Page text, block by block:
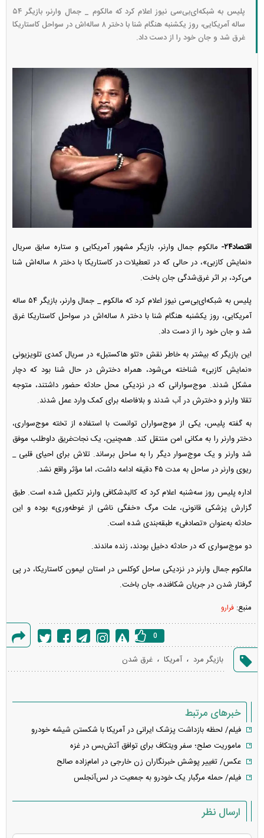
پلیس به شبکه‌ای‌بی‌سی نیوز اعلام کرد که مالکوم _ جمال وارنر، بازیگر ۵۴
ساله آمریکایی، روز یکشنبه هنگام شنا با دختر ۸ ساله‌اش در سواحل کاستاریکا
غرق شد و جان خود را از دست داد.
اقتصاد۲۴-
مالکوم جمال وارنر، بازیگر مشهور آمریکایی و ستاره سابق سریال
«نمایش کازبی»، در حالی که در تعطیلات در کاستاریکا با دختر ۸ ساله‌اش شنا
می‌کرد، بر اثر غرق‌شدگی جان باخت.
پلیس به شبکه‌ای‌بی‌سی نیوز اعلام کرد که مالکوم _ جمال وارنر، بازیگر ۵۴ ساله
آمریکایی، روز یکشنبه هنگام شنا با دختر ۸ ساله‌اش در سواحل کاستاریکا غرق
شد و جان خود را از دست داد.
این بازیگر که بیشتر به خاطر نقش «تئو هاکستبل» در سریال کمدی تلویزیونی
«نمایش کازبی» شناخته می‌شود، همراه دخترش در حال شنا بود که دچار
مشکل شدند. موج‌سوارانی که در نزدیکی محل حادثه حضور داشتند، متوجه
تقلا وارنر و دخترش در آب شدند و بلافاصله برای کمک وارد عمل شدند.
به گفته پلیس، یکی از موج‌سواران توانست با استفاده از تخته موج‌سواری،
دختر وارنر را به مکانی امن منتقل کند. همچنین، یک نجات‌غریق داوطلب موفق
شد وارنر و یک موج‌سوار دیگر را به ساحل برساند. تلاش برای احیای قلبی _
ریوی وارنر در ساحل به مدت ۴۵ دقیقه ادامه داشت، اما مؤثر واقع نشد.
اداره پلیس روز سه‌شنبه اعلام کرد که کالبدشکافی وارنر تکمیل شده است. طبق
گزارش پزشکی قانونی، علت مرگ «خفگی ناشی از غوطه‌وری» بوده و این
حادثه به‌عنوان «تصادفی» طبقه‌بندی شده است.
دو موج‌سواری که در حادثه دخیل بودند، زنده ماندند.
مالکوم جمال وارنر در نزدیکی ساحل کوکلس در استان لیمون کاستاریکا، در پی
گرفتار شدن در جریان شکافنده، جان باخت.
منبع: فرارو
خطا
0
بازیگر مرد ، آمریکا ، غرق شدن
خبرهای مرتبط
فیلم/ لحظه بازداشت پزشک ایرانی در آمریکا با شکستن شیشه خودرو
ماموریت صلح؛ سفر ویتکاف برای توافق آتش‌بس در غزه
عکس/ تغییر پوشش خبرنگاران زن خارجی در امام‌زاده صالح
فیلم/ حمله مرگبار یک خودرو به جمعیت در لس‌آنجلس
ارسال نظر